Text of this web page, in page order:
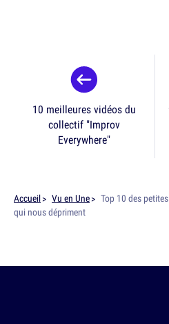
10 meilleures vidéos du
collectif "Improv
Everywhere"
Accueil Vu en Une
Top 10 des
qui nous dépriment